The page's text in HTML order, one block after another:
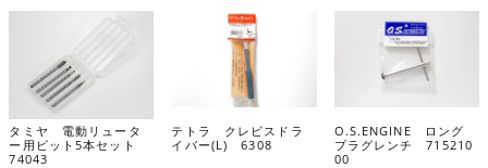
タミヤ 電動リュータ
ー用ビット5本セット
74043
テトラ クレビスドラ
イバー(L) 6308
O.S.ENGINE ロング
プラグレンチ 715210
00